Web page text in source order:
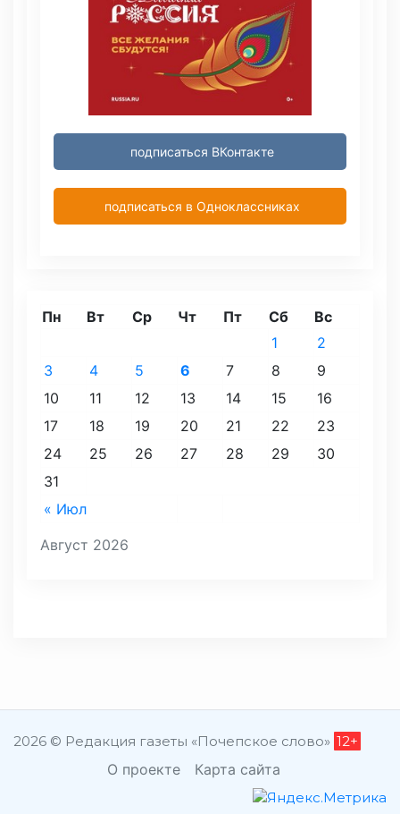
подписаться ВКонтакте
подписаться в Одноклассниках
Август 2026
Пн Вт Ср Чт Пт Сб Вс
« Июл
1
2
3
4 5 6 7 8
9
10
11 12 13 14 15
16
17
18 19 20 21 22
23
24
25 26 27 28 29
30
31
2026 © Редакция газеты «Почепское слово» 12+
О проекте Карта сайта